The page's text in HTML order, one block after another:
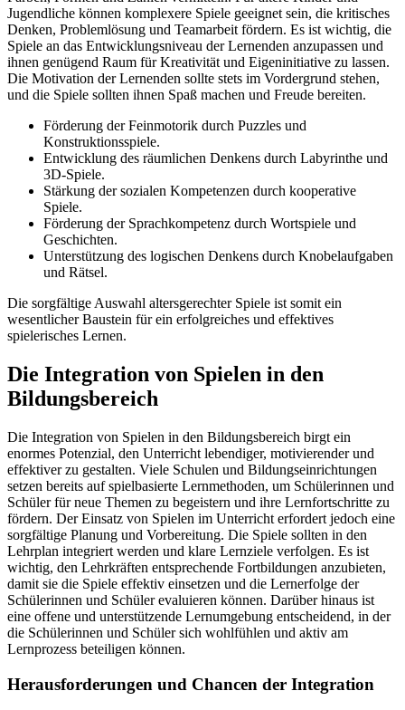
Jugendliche können komplexere Spiele geeignet sein, die kritisches
Denken, Problemlösung und Teamarbeit fördern. Es ist wichtig, die
Spiele an das Entwicklungsniveau der Lernenden anzupassen und
ihnen genügend Raum für Kreativität und Eigeninitiative zu lassen.
Die Motivation der Lernenden sollte stets im Vordergrund stehen,
und die Spiele sollten ihnen Spaß machen und Freude bereiten.
Förderung der Feinmotorik durch Puzzles und
Konstruktionsspiele.
Entwicklung des räumlichen Denkens durch Labyrinthe und
3D-Spiele.
Stärkung der sozialen Kompetenzen durch kooperative
Spiele.
Förderung der Sprachkompetenz durch Wortspiele und
Geschichten.
Unterstützung des logischen Denkens durch Knobelaufgaben
und Rätsel.
Die sorgfältige Auswahl altersgerechter Spiele ist somit ein
wesentlicher Baustein für ein erfolgreiches und effektives
spielerisches Lernen.
Die Integration von Spielen in den
Bildungsbereich
Die Integration von Spielen in den Bildungsbereich birgt ein
enormes Potenzial, den Unterricht lebendiger, motivierender und
effektiver zu gestalten. Viele Schulen und Bildungseinrichtungen
setzen bereits auf spielbasierte Lernmethoden, um Schülerinnen und
Schüler für neue Themen zu begeistern und ihre Lernfortschritte zu
fördern. Der Einsatz von Spielen im Unterricht erfordert jedoch eine
sorgfältige Planung und Vorbereitung. Die Spiele sollten in den
Lehrplan integriert werden und klare Lernziele verfolgen. Es ist
wichtig, den Lehrkräften entsprechende Fortbildungen anzubieten,
damit sie die Spiele effektiv einsetzen und die Lernerfolge der
Schülerinnen und Schüler evaluieren können. Darüber hinaus ist
eine offene und unterstützende Lernumgebung entscheidend, in der
die Schülerinnen und Schüler sich wohlfühlen und aktiv am
Lernprozess beteiligen können.
Herausforderungen und Chancen der Integration